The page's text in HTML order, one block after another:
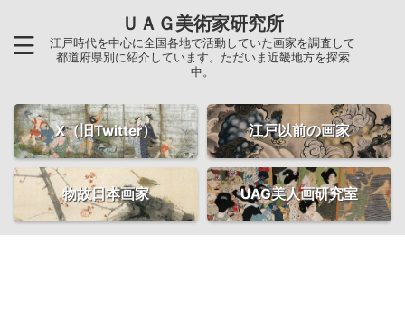
ＵＡＧ美術家研究所
江戸時代を中心に全国各地で活動していた画家を調査して
都道府県別に紹介しています。ただいま近畿地方を探索
中。
X（旧Twitter） 江戸以前の画家
物故日本画家 UAG美人画研究室